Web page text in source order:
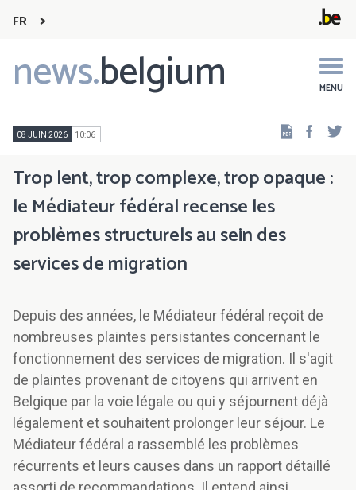
FR
news.belgium MENU
Main
navigation
08 JUIN 2026 10:06
Trop lent, trop complexe, trop opaque :
le Médiateur fédéral recense les
problèmes structurels au sein des
services de migration
Depuis des années, le Médiateur fédéral reçoit de
nombreuses plaintes persistantes concernant le
fonctionnement des services de migration. Il s'agit
de plaintes provenant de citoyens qui arrivent en
Belgique par la voie légale ou qui y séjournent déjà
légalement et souhaitent prolonger leur séjour. Le
Médiateur fédéral a rassemblé les problèmes
récurrents et leurs causes dans un rapport détaillé